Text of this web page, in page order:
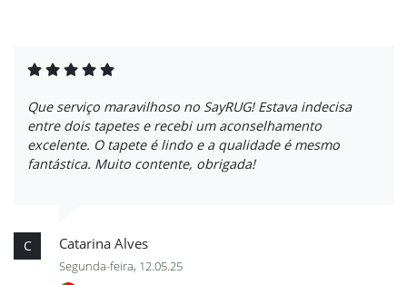
Que serviço maravilhoso no SayRUG! Estava indecisa
entre dois tapetes e recebi um aconselhamento
excelente. O tapete é lindo e a qualidade é mesmo
fantástica. Muito contente, obrigada!
C Catarina Alves
Segunda-feira, 12.05.25